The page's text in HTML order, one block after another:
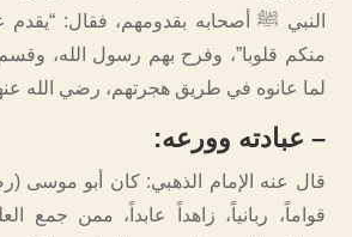
النبي ﷺ أصحابه بقدومهم، فقال: “يقدم
منكم قلوبا”، وفرح بهم رسول الله،
لما عانوه في طريق هجرتهم، رضي الله
– عبادته وورعه:
قال عنه الإمام الذهبي: كان أبو موسى
قواماً، ربانياً، زاهداً عابداً، ممن جمع